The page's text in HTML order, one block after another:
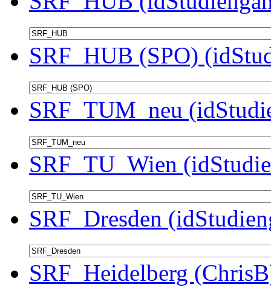
SRF_HUB (SPO)
SRF_TUM_neu
SRF_TU_Wien
SRF_Dresden
SRF_Heidelberg